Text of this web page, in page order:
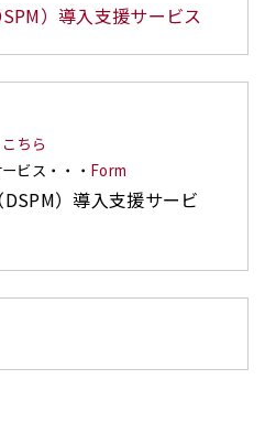
）導入支援サービス
こちら
ビス・・・ Form
）導入支援サービ